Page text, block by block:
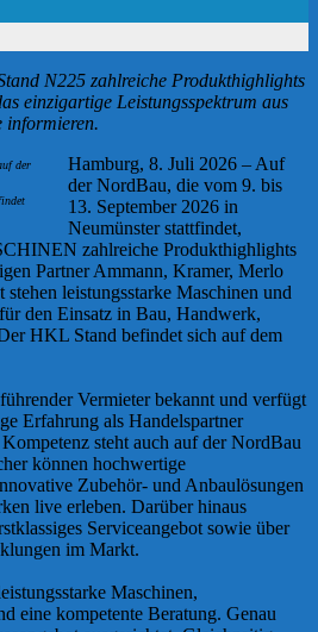
N225 zahlreiche Produkthighlights
einzigartige Leistungsspektrum aus
informieren.
Hamburg, 8. Juli 2026 – Auf
der NordBau, die vom 9. bis
13. September 2026 in
Neumünster stattfindet,
zahlreiche Produkthighlights
Partner Ammann, Kramer, Merlo
leistungsstarke Maschinen und
den Einsatz in Bau, Handwerk,
HKL Stand befindet sich auf dem
Vermieter bekannt und verfügt
Erfahrung als Handelspartner
steht auch auf der NordBau
können hochwertige
Zubehör- und Anbaulösungen
live erleben. Darüber hinaus
Serviceangebot sowie über
im Markt.
Maschinen,
eine kompetente Beratung. Genau